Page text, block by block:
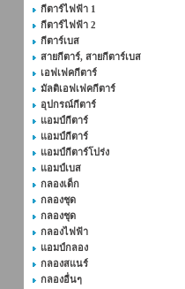
กีตาร์ไฟฟ้า 1
กีตาร์ไฟฟ้า 2
กีตาร์เบส
สายกีตาร์, สายกีตาร์เบส
เอฟเฟคกีตาร์
มัลติเอฟเฟคกีตาร์
อุปกรณ์กีตาร์
แอมป์กีตาร์
แอมป์กีตาร์
แอมป์กีตาร์โปร่ง
แอมป์เบส
กลองเด็ก
กลองชุด
กลองชุด
กลองไฟฟ้า
แอมป์กลอง
กลองสแนร์
กลองอื่นๆ